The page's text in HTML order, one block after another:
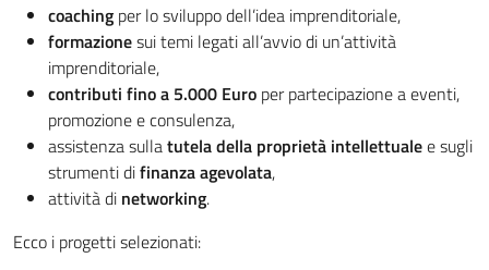
coaching per lo sviluppo dell’idea imprenditoriale,
formazionesui temi legati all’avvio di un’attività
imprenditoriale,
contributi fino a 5.000 Euro per partecipazione a eventi,
promozione e consulenza,
assistenza sullatutela della proprietà intellettualee sugli
strumenti difinanza agevolata,
attività di networking.
Ecco i progetti selezionati: